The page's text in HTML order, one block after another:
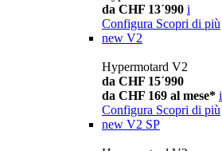
da CHF 13´990 i
Configura Scopri di più
new V2
Hypermotard V2
da CHF 15´990
da CHF 169 al mese* i
Configura Scopri di più
new V2 SP